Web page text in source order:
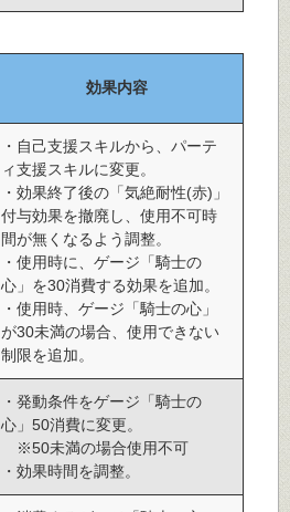
効果内容
・自己支援スキルから、パーテ
ィ支援スキルに変更。
・効果終了後の「気絶耐性(赤)」
付与効果を撤廃し、使用不可時
間が無くなるよう調整。
・使用時に、ゲージ「騎士の
心」を30消費する効果を追加。
・使用時、ゲージ「騎士の心」
が30未満の場合、使用できない
制限を追加。
・発動条件をゲージ「騎士の
心」50消費に変更。
※50未満の場合使用不可
・効果時間を調整。